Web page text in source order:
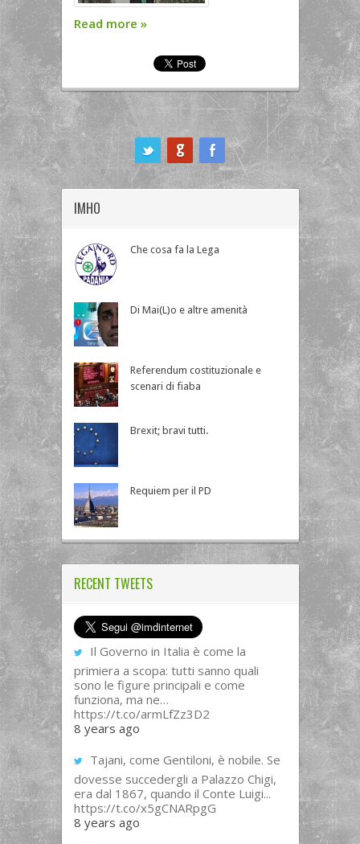
Read more »
IMHO
Che cosa fa la Lega
Di Mai(L)o e altre amenità
Referendum costituzionale e
scenari di fiaba
Brexit; bravi tutti.
Requiem per il PD
RECENT TWEETS
Il Governo in Italia è come la
primiera a scopa: tutti sanno quali
sono le figure principali e come
funziona, ma ne…
https://t.co/armLfZz3D2
8 years ago
Tajani, come Gentiloni, è nobile. Se
dovesse succedergli a Palazzo Chigi,
era dal 1867, quando il Conte Luigi...
https://t.co/x5gCNARpgG
8 years ago